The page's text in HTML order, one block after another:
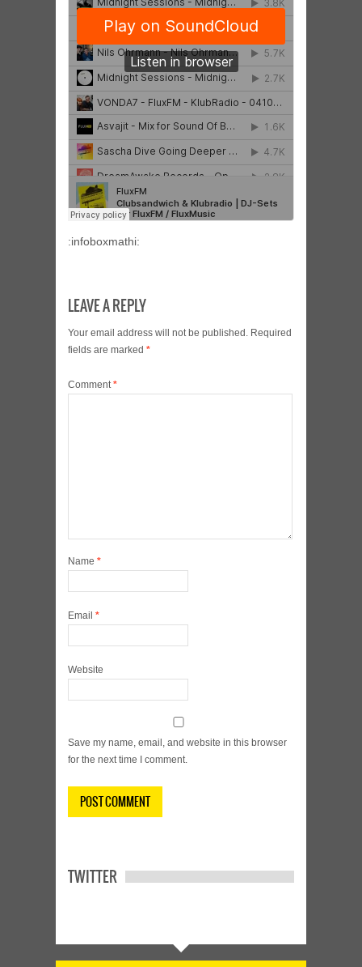
:infoboxmathi:
LEAVE A REPLY
Your email address will not be published. Required
fields are marked *
Comment*
Name *
Email *
Website
Save my name, email, and website in this browser
for the next time I comment.
TWITTER